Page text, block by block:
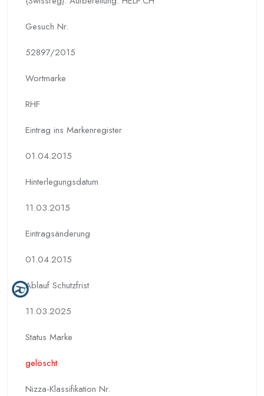
Gesuch Nr.
52897/2015
Wortmarke
RHF
Eintrag ins Markenregister
01.04.2015
Hinterlegungs­datum
11.03.2015
Eintragsänderung
01.04.2015
Ablauf Schutzfrist
11.03.2025
Status Marke
gelöscht
Nizza-Klassifikation Nr.